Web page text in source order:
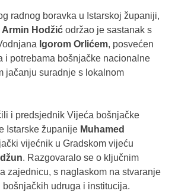
radnog boravka u Istarskoj županiji,
Armin Hodžić održao je sastanak s
Igorom Orlićem, posvećen
i potrebama bošnjačke nacionalne
jačanju suradnje s lokalnom
i predsjednik Vijeća bošnjačke
Istarske županije Muhamed
vijećnik u Gradskom vijeću
. Razgovaralo se o ključnim
zajednicu, s naglaskom na stvaranje
bošnjačkih udruga i institucija.